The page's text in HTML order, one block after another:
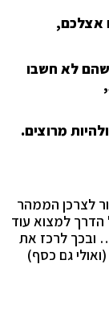
אצלכם,
שהם לא חשבו
מרוצים.
לצרכן הממהר
הדרך למצוא עוד
ובכך לרכז את
גם כסף)